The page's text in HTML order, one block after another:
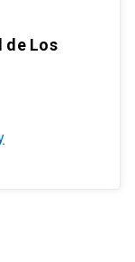
de Los